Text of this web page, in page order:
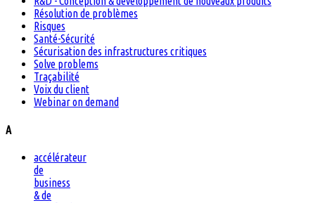
Résolution de problèmes
Risques
Santé-Sécurité
Sécurisation des infrastructures critiques
Solve problems
Traçabilité
Voix du client
Webinar on demand
A
accélérateur
de
business
& de